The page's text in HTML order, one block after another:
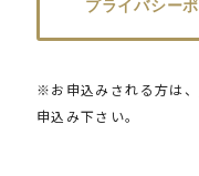
※お申込みされる方は、
申込み下さい。